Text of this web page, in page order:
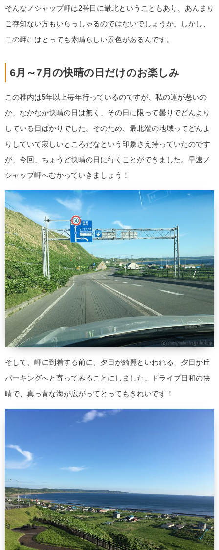
そんなノシャップ岬は2番目に最北ということもあり、あんまり
ご存知ない方もいらっしゃるのではないでしょうか。しかし、
この岬にはとっても素晴らしい景色があるんです。
6月～7月の快晴の日だけのお楽しみ
この稚内は5年以上毎年行っているのですが、私の運が悪いの
か、なかなか快晴の日は無く、その日に限って曇りでどんより
している日ばかりでした。そのため、最北端の地域ってどんよ
りしていて寂しいところだなという印象さえ持っていたのです
が、今回、ちょうど快晴の日に行くことができました。早速ノ
シャップ岬へむかっていきましょう！
そして、岬に到着する前に、夕日が綺麗といわれる、夕日が丘
パーキングへと寄ってみることにしました。ドライブ日和の快
晴で、真っ青な海が広がってとってもきれいです！